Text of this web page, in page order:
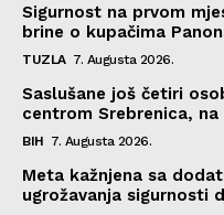
Sigurnost na prvom
brine o kupačima
TUZLA 7. Augusta 2026.
Saslušane još četiri
centrom Srebrenica,
BIH 7. Augusta 2026.
Meta kažnjena sa
ugrožavanja sigurnosti